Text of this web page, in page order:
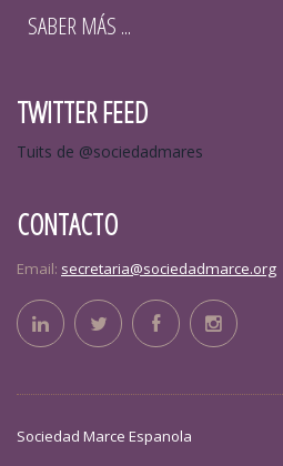
SABER MÁS ...
TWITTER FEED
Tuits de @sociedadmares
CONTACTO
Email: secretaria@sociedadmarce.org
Sociedad Marce Espanola